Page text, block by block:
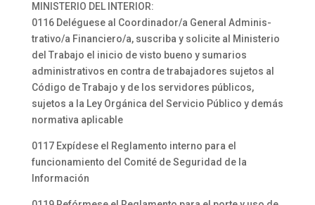
MINISTERIO DEL INTERIOR:
0116 Deléguese al Coordinador/a General Adminis-
trativo/a Financiero/a, suscriba y solicite al Ministerio
del Trabajo el inicio de visto bueno y sumarios
administrativos en contra de trabajadores sujetos al
Código de Trabajo y de los servidores públicos,
sujetos a la Ley Orgánica del Servicio Público y demás
normativa aplicable
0117 Expídese el Reglamento interno para el
funcionamiento del Comité de Seguridad de la
Información